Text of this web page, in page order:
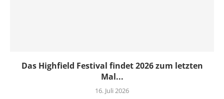
Das Highfield Festival findet 2026 zum letzten
Mal...
16. Juli 2026